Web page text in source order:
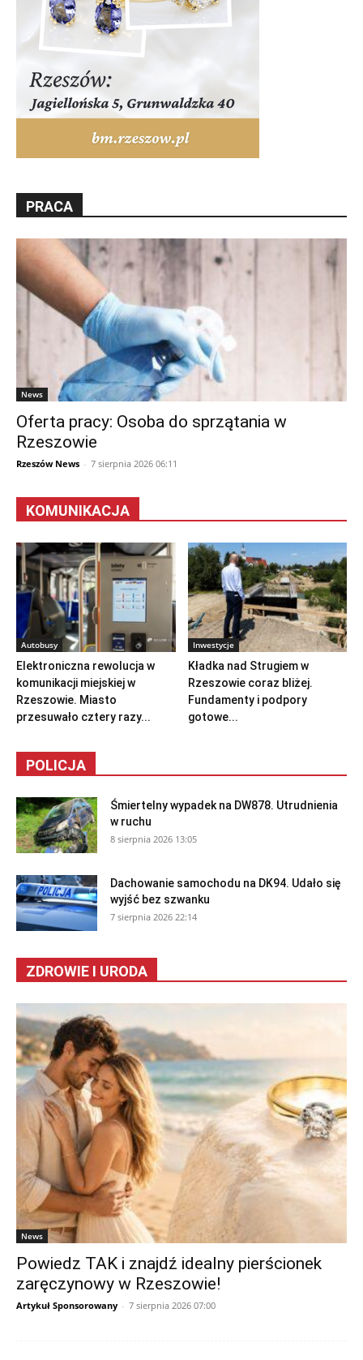
PRACA
News
Oferta pracy: Osoba do sprzątania w
Rzeszowie
Rzeszów News - 7 sierpnia 2026 06:11
KOMUNIKACJA
Autobusy
Elektroniczna rewolucja w
komunikacji miejskiej w
Rzeszowie. Miasto
przesuwało cztery razy...
Inwestycje
Kładka nad Strugiem w
Rzeszowie coraz bliżej.
Fundamenty i podpory
gotowe...
POLICJA
Śmiertelny wypadek na DW878. Utrudnienia
w ruchu
8 sierpnia 2026 13:05
Dachowanie samochodu na DK94. Udało się
wyjść bez szwanku
7 sierpnia 2026 22:14
ZDROWIE I URODA
News
Powiedz TAK i znajdź idealny pierścionek
zaręczynowy w Rzeszowie!
Artykuł Sponsorowany - 7 sierpnia 2026 07:00